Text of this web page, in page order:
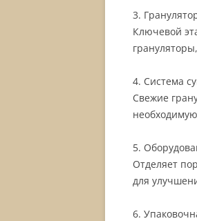
3.
Ключевой
4. Система
Свежие
5.
Отделяет
для
6.